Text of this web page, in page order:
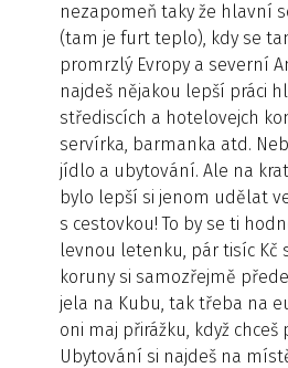
nezapomeň taky že hlavní
(tam je furt teplo), kdy se
promrzlý Evropy a severní
najdeš nějakou lepší práci
střediscích a hotelovejch
servírka, barmanka atd.
jídlo a ubytování. Ale na
bylo lepší si jenom udělat
s cestovkou! To by se ti
levnou letenku, pár tisíc Kč
koruny si samozřejmě
jela na Kubu, tak třeba na
oni maj přirážku, když chceš
Ubytování si najdeš na